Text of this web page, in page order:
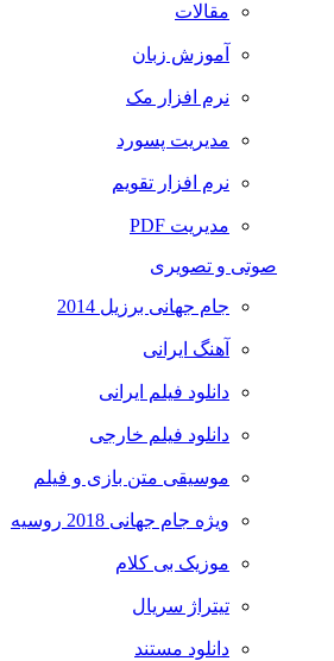
مقالات
آموزش زبان
نرم افزار مک
مدیریت پسورد
نرم افزار تقویم
مدیریت PDF
صوتی و تصویری
جام جهانی برزیل 2014
آهنگ ایرانی
دانلود فیلم ایرانی
دانلود فیلم خارجی
موسیقی متن بازی و فیلم
ویژه جام جهانی 2018 روسیه
موزیک بی کلام
تیتراژ سریال
دانلود مستند